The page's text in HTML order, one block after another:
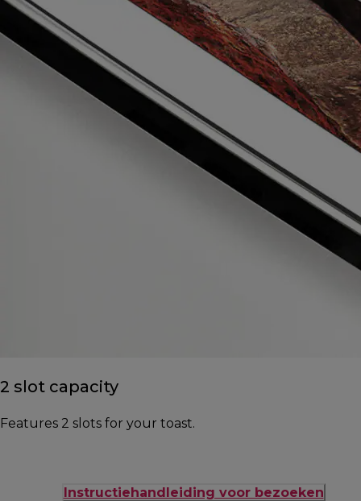
2 slot capacity
Features 2 slots for your toast.
Instructiehandleiding voor bezoeken